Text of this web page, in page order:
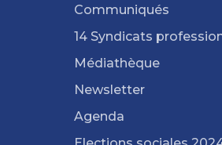
Communiqués
14 Syndicats
Médiathèque
Newsletter
Agenda